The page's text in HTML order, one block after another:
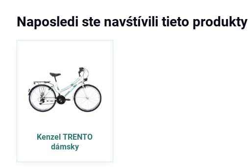
Naposledi ste navśtívili tieto produkty
Kenzel TRENTO
dámsky